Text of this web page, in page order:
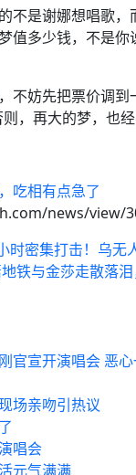
不是谢娜想唱歌，
值多少钱，不是你
不妨先把票价调到
，再大的梦，也经
吃相有点急了
news/view/
时密集打击！乌无
铁与金莎走散落
官宣开演唱会 恶
场亲吻引热议
唱会
元气满满